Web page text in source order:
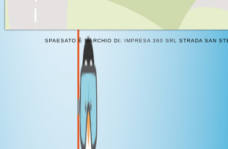
SPAESATO È MARCHIO DI: IMPRESA 360 SRL STRADA SAN